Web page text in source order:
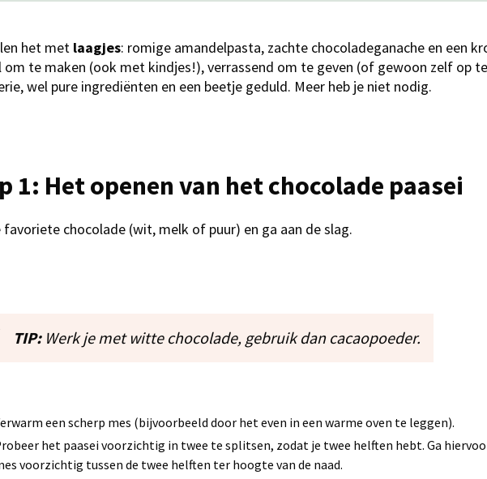
het met laagjes: romige amandelpasta, zachte chocoladeganache en een
om te maken (ook met kindjes!), verrassend om te geven (of gewoon zelf op
wel pure ingrediënten en een beetje geduld. Meer heb je niet nodig.
1: Het openen van het chocolade paasei
favoriete chocolade (wit, melk of puur) en ga aan de slag.
TIP:Werk je met witte chocolade, gebruik dan cacaopoeder.
een scherp mes (bijvoorbeeld door het even in een warme oven te leggen).
het paasei voorzichtig in twee te splitsen, zodat je twee helften hebt. Ga
voorzichtig tussen de twee helften ter hoogte van de naad.